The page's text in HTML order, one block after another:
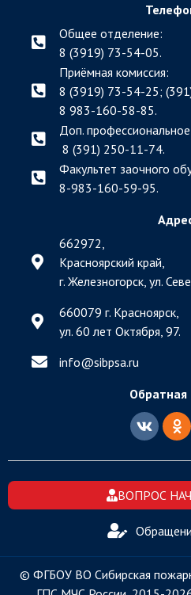
Общее отделение:
8 (3919) 73-54-05.
Приёмная комиссия:
8 (3919) 73-54-25;
8 983-160-58-85.
Доп.
8 (391) 250-11-74.
Факультет заочного
8-983-160-59-95.
662972,
Красноярский край,
г. Железногорск, ул.
660079 г. Красноярск,
ул. 60 лет Октября, 97.
info@sibpsa.ru
Обратная
ВОПРОС
© ФГБОУ ВО Сибирская